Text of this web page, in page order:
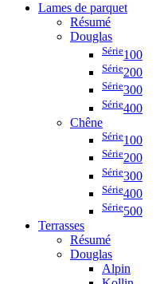
Lames de parquet
Résumé
Douglas
Série100
Série200
Série300
Série400
Chêne
Série100
Série200
Série300
Série400
Série500
Terrasses
Résumé
Douglas
Alpin